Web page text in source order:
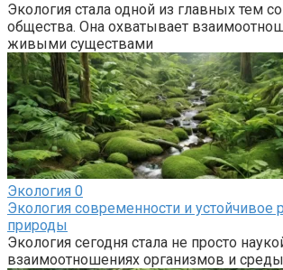
Экология стала одной из главных тем
общества. Она охватывает
живыми существами
Экология 0
Экология современности и устойчивое
природы
Экология сегодня стала не просто
взаимоотношениях организмов и